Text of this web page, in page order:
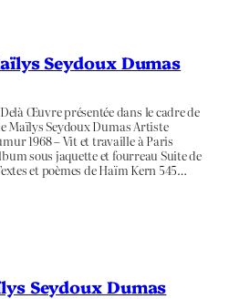
Seydoux Dumas
Œuvre présentée dans le cadre de
Maïlys Seydoux Dumas Artiste
1968 – Vit et travaille à Paris
sous jaquette et fourreau Suite de
et poèmes de Haïm Kern 545…
Seydoux Dumas